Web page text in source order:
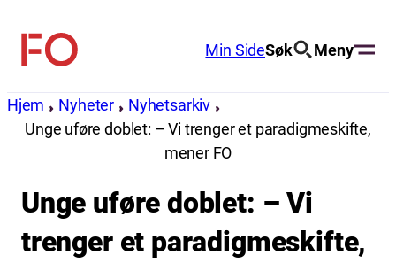
innhold
FO
Min SideSøk Meny
Hjem Nyheter
Nyhetsarkiv
Unge uføre doblet: – Vi trenger et paradigmeskifte,
mener FO
Unge uføre doblet: – Vi
trenger et paradigmeskifte,